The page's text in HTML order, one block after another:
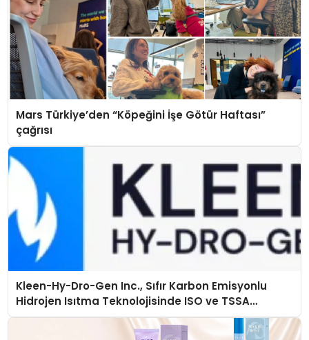
Mars Türkiye’den “Köpeğini İşe Götür Haftası”
çağrısı
Kleen-Hy-Dro-Gen Inc., Sıfır Karbon Emisyonlu
Hidrojen Isıtma Teknolojisinde ISO ve TSSA
Düzenleyici Onaylarını Aldı